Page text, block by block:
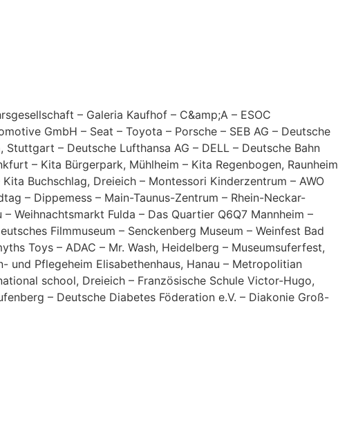
– Galeria Kaufhof – C&amp;A – ESOC
GmbH – Seat – Toyota – Porsche – SEB AG – Deutsche
– Deutsche Lufthansa AG – DELL – Deutsche Bahn
– Kita Bürgerpark, Mühlheim – Kita Regenbogen, Raunheim
Buchschlag, Dreieich – Montessori Kinderzentrum – AWO
– Dippemess – Main-Taunus-Zentrum – Rhein-Neckar-
Weihnachtsmarkt Fulda – Das Quartier Q6Q7 Mannheim –
Filmmuseum – Senckenberg Museum – Weinfest Bad
Toys – ADAC – Mr. Wash, Heidelberg – Museumsuferfest,
und Pflegeheim Elisabethenhaus, Hanau – Metropolitian
school, Dreieich – Französische Schule Victor-Hugo,
– Deutsche Diabetes Föderation e.V. – Diakonie Groß-